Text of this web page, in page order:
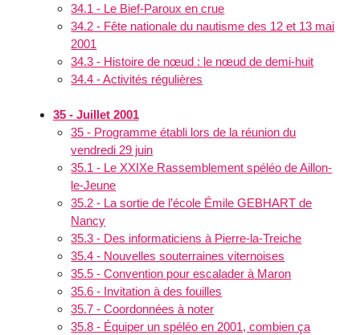
34.1 - Le Bief-Paroux en crue
34.2 - Fête nationale du nautisme des 12 et 13 mai
2001
34.3 - Histoire de nœud : le nœud de demi-huit
34.4 - Activités régulières
35 - Juillet 2001
35 - Programme établi lors de la réunion du
vendredi 29 juin
35.1 - Le XXIXe Rassemblement spéléo de Aillon-
le-Jeune
35.2 - La sortie de l’école Émile GEBHART de
Nancy
35.3 - Des informaticiens à Pierre-la-Treiche
35.4 - Nouvelles souterraines viternoises
35.5 - Convention pour escalader à Maron
35.6 - Invitation à des fouilles
35.7 - Coordonnées à noter
35.8 - Équiper un spéléo en 2001, combien ça